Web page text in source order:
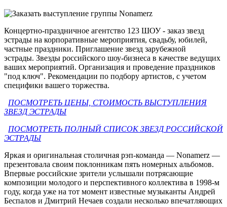
Концертно-праздничное агентство 123 ШОУ - заказ звезд
эстрады на корпоративные мероприятия, свадьбу, юбилей,
частные праздники. Приглашение звезд зарубежной
эстрады. Звезды российского шоу-бизнеса в качестве ведущих
ваших мероприятий. Организация и проведение праздников
"под ключ". Рекомендации по подбору артистов, с учетом
специфики вашего торжества.
ПОСМОТРЕТЬ ЦЕНЫ, СТОИМОСТЬ ВЫСТУПЛЕНИЯ
ЗВЕЗД ЭСТРАДЫ
ПОСМОТРЕТЬ ПОЛНЫЙ СПИСОК ЗВЕЗД РОССИЙСКОЙ
ЭСТРАДЫ
Яркая и оригинальная столичная рэп-команда — Nonamerz —
презентовала своим поклонникам пять номерных альбомов.
Впервые российские зрители услышали потрясающие
композиции молодого и перспективного коллектива в 1998-м
году, когда уже на тот момент известные музыканты Андрей
Беспалов и Дмитрий Нечаев создали несколько впечатляющих